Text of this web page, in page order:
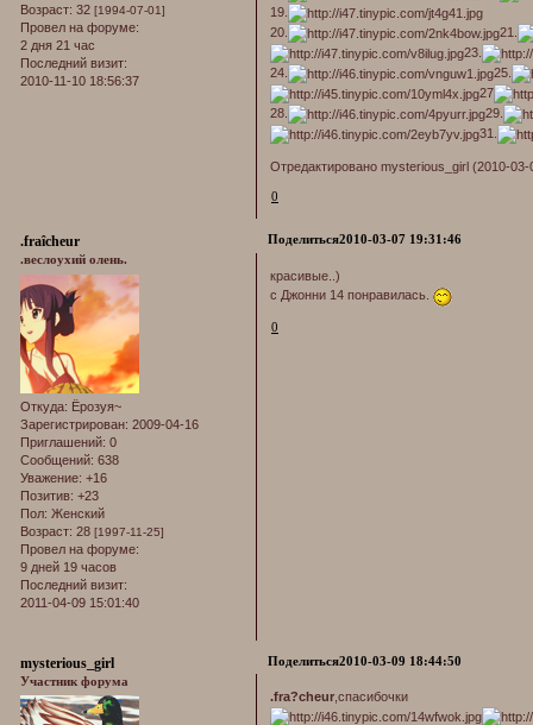
Возраст: 32 [1994-07-01]
Провел на форуме:
2 дня 21 час
Последний визит:
2010-11-10 18:56:37
19.
20.
21.
23.
24.
25.
27
28.
29.
31.
Отредактировано mysterious_girl (2010-03-
0
Поделиться2010-03-07 19:31:46
.fraîcheur
.веслоухий олень.
Откуда: Ёрозуя~
Зарегистрирован: 2009-04-16
Приглашений: 0
Сообщений: 638
Уважение: +16
Позитив: +23
Пол: Женский
Возраст: 28 [1997-11-25]
Провел на форуме:
9 дней 19 часов
Последний визит:
2011-04-09 15:01:40
красивые..)
с Джонни 14 понравилась.
0
Поделиться2010-03-09 18:44:50
mysterious_girl
Участник форума
.fra?cheur ,спасибочки